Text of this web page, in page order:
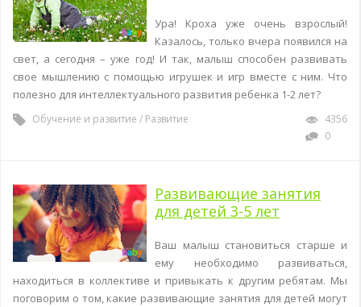
Ура! Кроха уже очень взрослый!
Казалось, только вчера появился на
свет, а сегодня – уже год! И так, малыш способен развивать
свое мышлению с помощью игрушек и игр вместе с ним. Что
полезно для интеллектуального развития ребенка 1-2 лет?
Обучение и развитие / Развитие
4356
0
Развивающие занятия
для детей 3-5 лет
Ваш малыш становиться старше и
ему необходимо развиваться,
находиться в коллективе и привыкать к другим ребятам. Мы
поговорим о том, какие развивающие занятия для детей могут